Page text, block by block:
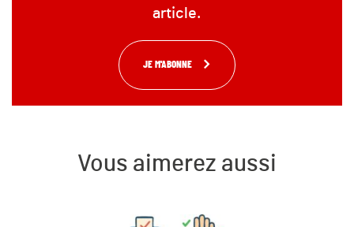
article.
JE M'ABONNE
Vous aimerez aussi